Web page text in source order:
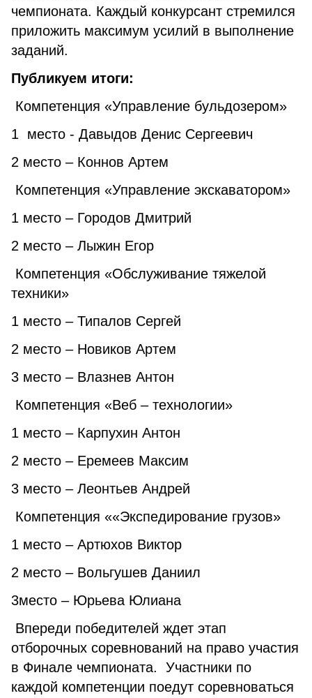
чемпионата. Каждый конкурсант стремился
приложить максимум усилий в выполнение
заданий.
Публикуем итоги:
Компетенция «Управление бульдозером»
1 место - Давыдов Денис Сергеевич
2 место – Коннов Артем
Компетенция «Управление экскаватором»
1 место – Городов Дмитрий
2 место – Лыжин Егор
Компетенция «Обслуживание тяжелой
техники»
1 место – Типалов Сергей
2 место – Новиков Артем
3 место – Влазнев Антон
Компетенция «Веб – технологии»
1 место – Карпухин Антон
2 место – Еремеев Максим
3 место – Леонтьев Андрей
Компетенция ««Экспедирование грузов»
1 место – Артюхов Виктор
2 место – Вольгушев Даниил
3место – Юрьева Юлиана
Впереди победителей ждет этап
отборочных соревнований на право участия
в Финале чемпионата. Участники по
каждой компетенции поедут соревноваться